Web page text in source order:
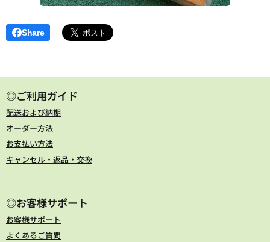
Share
◎ご利用ガイド
配送および納期
オーダー方法
お支払い方法
キャンセル・返品・交換
◎お客様サポート
お客様サポート
よくあるご質問